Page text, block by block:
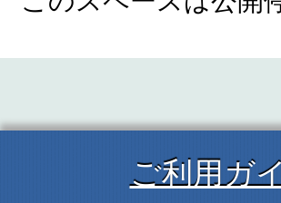
ご利用ガ